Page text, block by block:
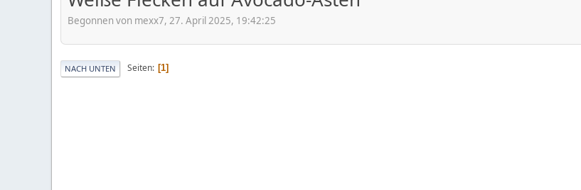
Begonnen von mexx7, 27. April 2025, 19:42:25
NACH UNTEN Seiten 1